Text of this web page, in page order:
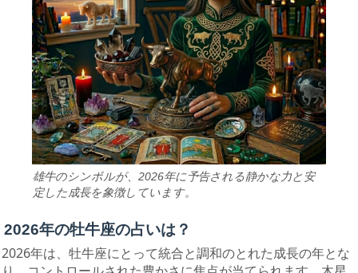
雄牛のシンボルが、2026年に予告される静かな力と安
定した成長を象徴しています。
2026年の牡牛座の占いは？
2026年は、牡牛座にとって統合と調和のとれた成長の年とな